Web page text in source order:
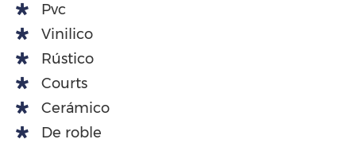
Pvc
Vinilico
Rústico
Courts
Cerámico
De roble